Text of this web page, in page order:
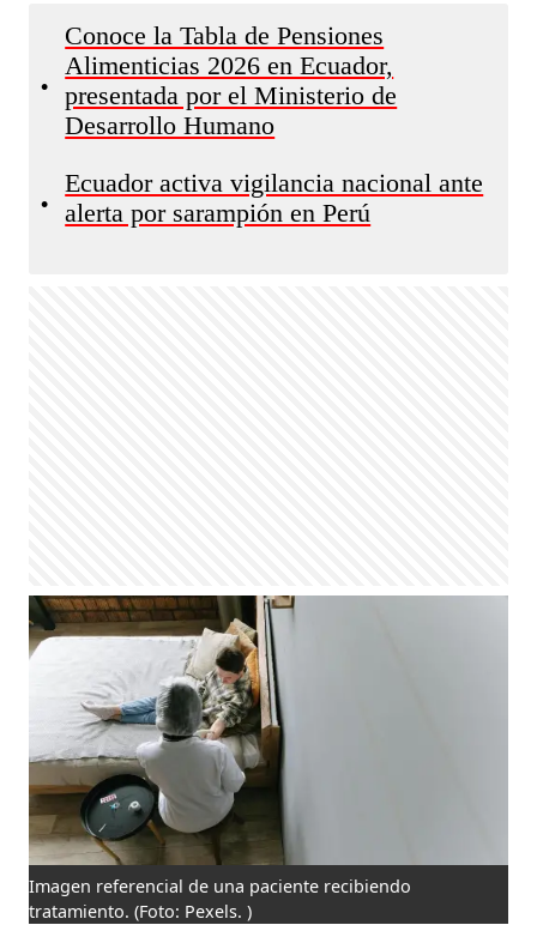
•
Conoce la Tabla de Pensiones
Alimenticias 2026 en Ecuador,
presentada por el Ministerio de
Desarrollo Humano
•
Ecuador activa vigilancia nacional ante
alerta por sarampión en Perú
Imagen referencial de una paciente recibiendo
tratamiento. (Foto: Pexels. )